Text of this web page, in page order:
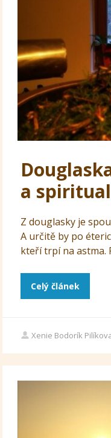
a
Z douglasky je
A určitě by po
kteří trpí na astma.
Celý článek
Xenie Bodorík